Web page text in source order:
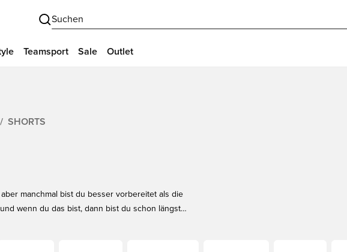
Suchen
Teamsport Sale Outlet
SHORTS
manchmal bist du besser vorbereitet als die
wenn du das bist, dann bist du schon längst
zu finden. Mach es dir einfach und